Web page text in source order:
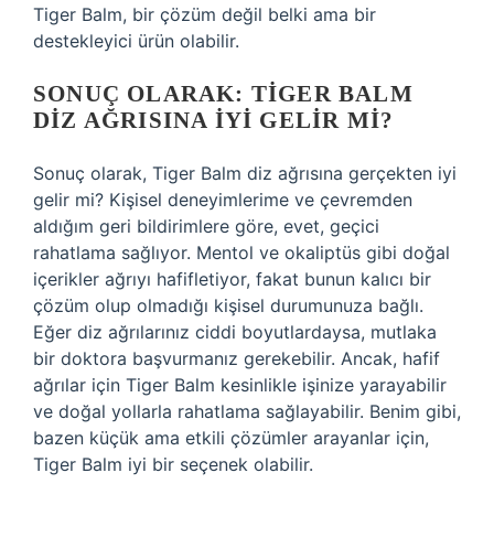
Tiger Balm, bir çözüm değil belki ama bir
destekleyici ürün olabilir.
SONUÇ OLARAK: TIGER BALM
DIZ AĞRISINA İYI GELIR MI?
Sonuç olarak, Tiger Balm diz ağrısına gerçekten iyi
gelir mi? Kişisel deneyimlerime ve çevremden
aldığım geri bildirimlere göre, evet, geçici
rahatlama sağlıyor. Mentol ve okaliptüs gibi doğal
içerikler ağrıyı hafifletiyor, fakat bunun kalıcı bir
çözüm olup olmadığı kişisel durumunuza bağlı.
Eğer diz ağrılarınız ciddi boyutlardaysa, mutlaka
bir doktora başvurmanız gerekebilir. Ancak, hafif
ağrılar için Tiger Balm kesinlikle işinize yarayabilir
ve doğal yollarla rahatlama sağlayabilir. Benim gibi,
bazen küçük ama etkili çözümler arayanlar için,
Tiger Balm iyi bir seçenek olabilir.